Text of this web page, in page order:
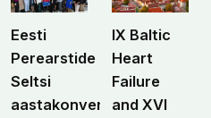
Eesti
Perearstide
Seltsi
aastakonverents
IX Baltic
Heart
Failure
and XVI